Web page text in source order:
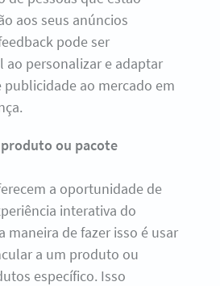
aos seus anúncios
pode ser
personalizar e adaptar
publicidade ao mercado em
ou pacote
a oportunidade de
interativa do
maneira de fazer isso é usar
a um produto ou
específico. Isso